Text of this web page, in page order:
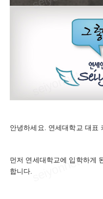
안녕하세요. 연세대학교 대표
먼저 연세대학교에 입학하게
합니다.